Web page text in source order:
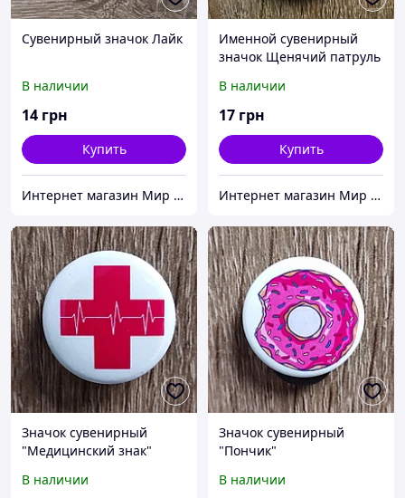
Сувенирный значок Лайк
В наличии
14 грн
Купить
Интернет магазин Мир стендов. Товары из Украины
Именной сувенирный
значок Щенячий патруль
В наличии
17 грн
Купить
Интернет магазин Мир стендов. Товары из Украины
Значок сувенирный
"Медицинский знак"
В наличии
Значок сувенирный
"Пончик"
В наличии